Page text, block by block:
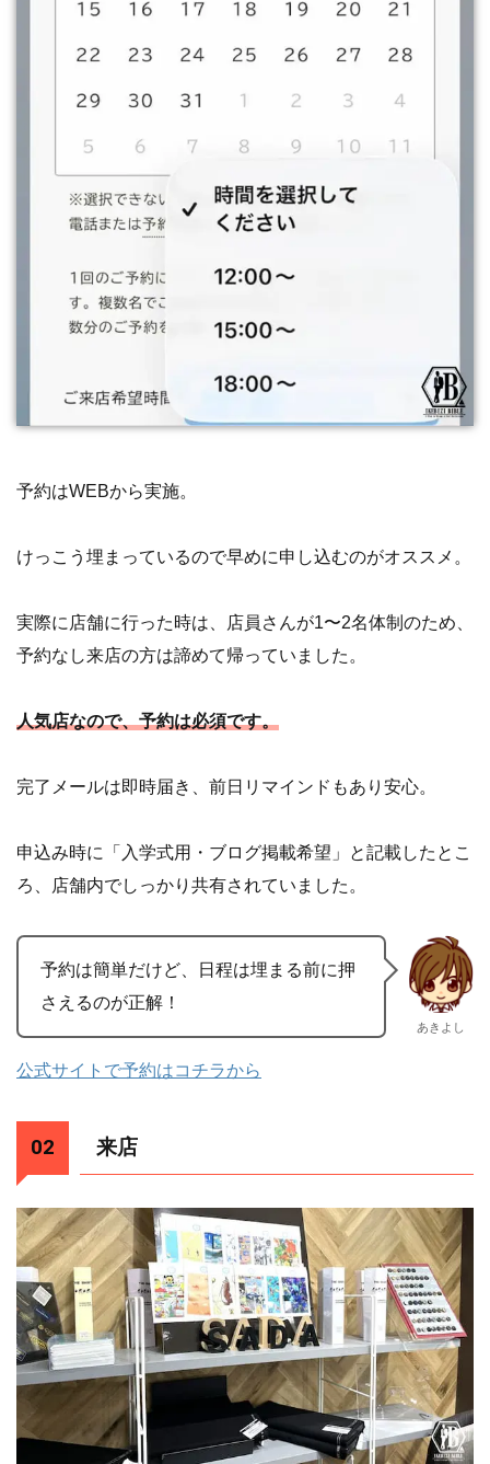
予約はWEBから実施。
けっこう埋まっているので早めに申し込むのがオススメ。
実際に店舗に行った時は、店員さんが1〜2名体制のため、
予約なし来店の方は諦めて帰っていました。
人気店なので、予約は必須です。
完了メールは即時届き、前日リマインドもあり安心。
申込み時に「入学式用・ブログ掲載希望」と記載したとこ
ろ、店舗内でしっかり共有されていました。
予約は簡単だけど、日程は埋まる前に押
さえるのが正解！
あきよし
公式サイトで予約はコチラから
来店